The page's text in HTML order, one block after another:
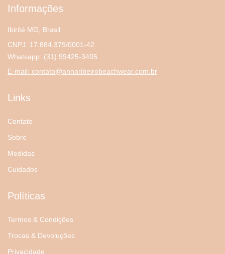
Informações
Ibirité MG, Brasil
CNPJ: 17.884.379/0001-42
Whatsapp: (31) 99425-3405
E-mail: contato@annaribeirobeachwear.com.br
Links
Contato
Sobre
Medidas
Cuidados
Políticas
Termos & Condições
Trocas & Devoluções
Privacidade